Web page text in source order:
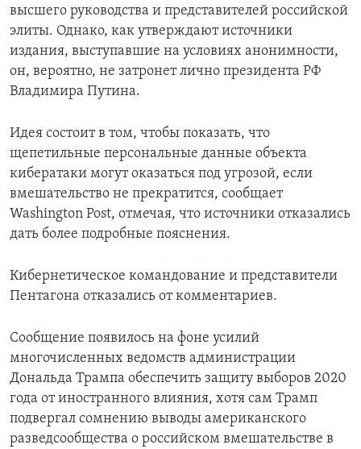
высшего руководства и представителей российской
элиты. Однако, как утверждают источники
издания, выступавшие на условиях анонимности,
он, вероятно, не затронет лично президента РФ
Владимира Путина.
Идея состоит в том, чтобы показать, что
щепетильные персональные данные объекта
кибератаки могут оказаться под угрозой, если
вмешательство не прекратится, сообщает
Washington Post, отмечая, что источники отказались
дать более подробные пояснения.
Кибернетическое командование и представители
Пентагона отказались от комментариев.
Сообщение появилось на фоне усилий
многочисленных ведомств администрации
Дональда Трампа обеспечить защиту выборов 2020
года от иностранного влияния, хотя сам Трамп
подвергал сомнению выводы американского
разведсообщества о российском вмешательстве в